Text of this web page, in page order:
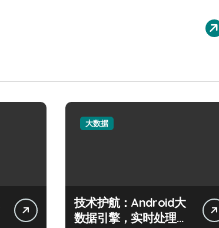
大数据
技术护航：Android大
数据引擎，实时处理引